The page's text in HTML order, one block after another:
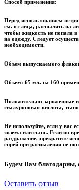
Способ применения:
Перед использованием
см. от лица, распылить на
чтобы жидкость не попала
на одежду. Следует
необходимости.
Объем выпускаемого
Объем: 65 мл. на 160
Положительно заряженные
гиалуроновая кислота,
Не используйте, если у вас
экзема или сыпь. Если во
раздражение, прекратите
спрей при распылении не
Будем Вам благодарны,
Оставить отзыв